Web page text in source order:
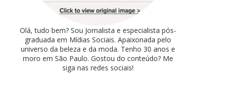
Olá, tudo bem? Sou Jornalista e especialista pós-
graduada em Mídias Sociais. Apaixonada pelo
universo da beleza e da moda. Tenho 30 anos e
moro em São Paulo. Gostou do conteúdo? Me
siga nas redes sociais!